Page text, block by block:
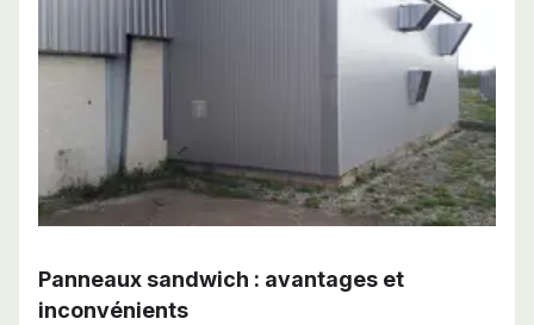
Panneaux sandwich : avantages et
inconvénients